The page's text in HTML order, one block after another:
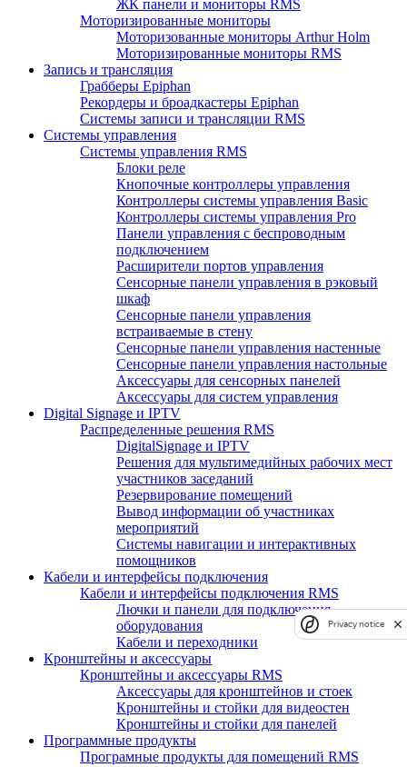
ЖК панели и мониторы RMS
Моторизированные мониторы
Моторизованные мониторы Arthur Holm
Моторизированные мониторы RMS
Запись и трансляция
Грабберы Epiphan
Рекордеры и броадкастеры Epiphan
Системы записи и трансляции RMS
Системы управления
Системы управления RMS
Блоки реле
Кнопочные контроллеры управления
Контроллеры системы управления Basic
Контроллеры системы управления Pro
Панели управления с беспроводным
подключением
Расширители портов управления
Сенсорные панели управления в рэковый
шкаф
Сенсорные панели управления
встраиваемые в стену
Сенсорные панели управления настенные
Сенсорные панели управления настольные
Аксессуары для сенсорных панелей
Аксессуары для систем управления
Digital Signage и IPTV
Распределенные решения RMS
DigitalSignage и IPTV
Решения для мультимедийных рабочих мест
участников заседаний
Резервирование помещений
Вывод информации об участниках
мероприятий
Системы навигации и интерактивных
помощников
Кабели и интерфейсы подключения
Кабели и интерфейсы подключения RMS
Лючки и панели для подключения
оборудования
Кабели и переходники
Кронштейны и аксессуары
Кронштейны и аксессуары RMS
Аксессуары для кронштейнов и стоек
Кронштейны и стойки для видеостен
Кронштейны и стойки для панелей
Программные продукты
Програмные продукты для помещений RMS
Privacy notice